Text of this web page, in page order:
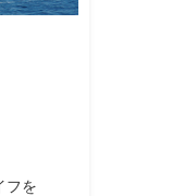
フを